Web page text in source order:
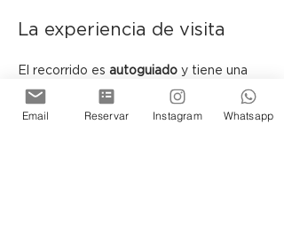
La experiencia de visita
El recorrido es autoguiado y tiene una
duración aproximada de
40 minutos
Email Reservar Instagram Whatsapp